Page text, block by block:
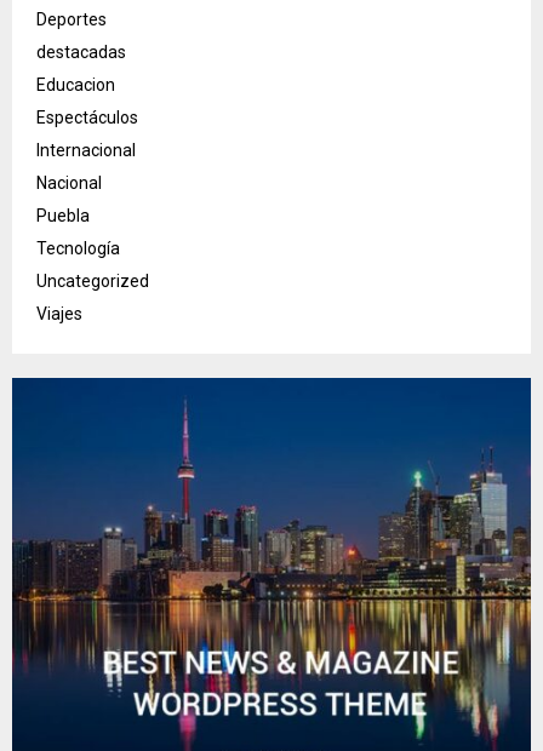
Deportes
destacadas
Educacion
Espectáculos
Internacional
Nacional
Puebla
Tecnología
Uncategorized
Viajes